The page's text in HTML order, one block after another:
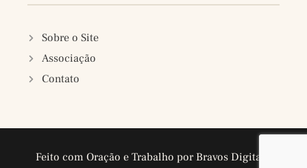
Sobre o Site
Associação
Contato
Feito com Oração e Trabalho por Bravos Digitais.